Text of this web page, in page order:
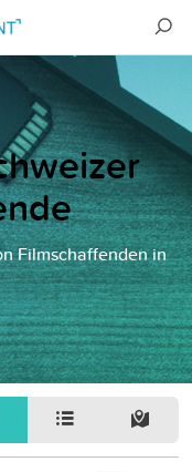
Filmschaffenden in